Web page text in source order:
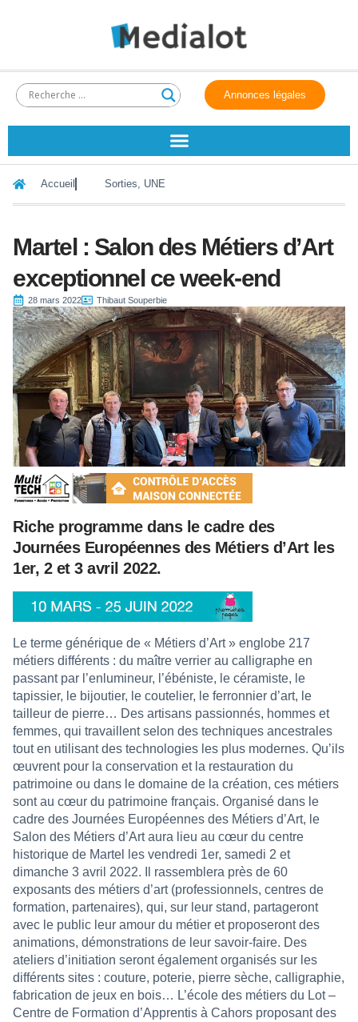
Annonces légales
Accueil Sorties, UNE
Martel : Salon des Métiers d’Art
exceptionnel ce week-end
28 mars 2022 Thibaut Souperbie
Riche programme dans le cadre des
Journées Européennes des Métiers d’Art les
1er, 2 et 3 avril 2022.
Le terme générique de « Métiers d’Art » englobe 217
métiers différents : du maître verrier au calligraphe en
passant par l’enlumineur, l’ébéniste, le céramiste, le
tapissier, le bijoutier, le coutelier, le ferronnier d’art, le
tailleur de pierre… Des artisans passionnés, hommes et
femmes, qui travaillent selon des techniques ancestrales
tout en utilisant des technologies les plus modernes. Qu’ils
œuvrent pour la conservation et la restauration du
patrimoine ou dans le domaine de la création, ces métiers
sont au cœur du patrimoine français. Organisé dans le
cadre des Journées Européennes des Métiers d’Art, le
Salon des Métiers d’Art aura lieu au cœur du centre
historique de Martel les vendredi 1er, samedi 2 et
dimanche 3 avril 2022.
Il rassemblera près de 60
exposants des métiers d’art (professionnels, centres de
formation, partenaires), qui, sur leur stand, partageront
avec le public leur amour du métier et proposeront des
animations, démonstrations de leur savoir-faire. Des
ateliers d’initiation seront également organisés sur les
différents sites : couture, poterie, pierre sèche, calligraphie,
fabrication de jeux en bois… L’école des métiers du Lot –
Centre de Formation d’Apprentis à Cahors proposant des